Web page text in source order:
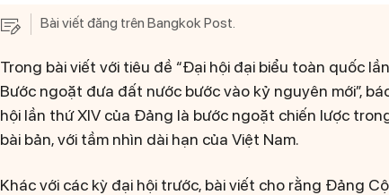
Bài viết đăng trên Bangkok Post.
Trong bài viết với tiêu đề “Đại hội đại biểu toàn quốc
Bước ngoặt đưa đất nước bước vào kỷ nguyên mới”,
hội lần thứ XIV của Đảng là bước ngoặt chiến lược
bài bản, với tầm nhìn dài hạn của Việt Nam.
Khác với các kỳ đại hội trước, bài viết cho rằng Đảng